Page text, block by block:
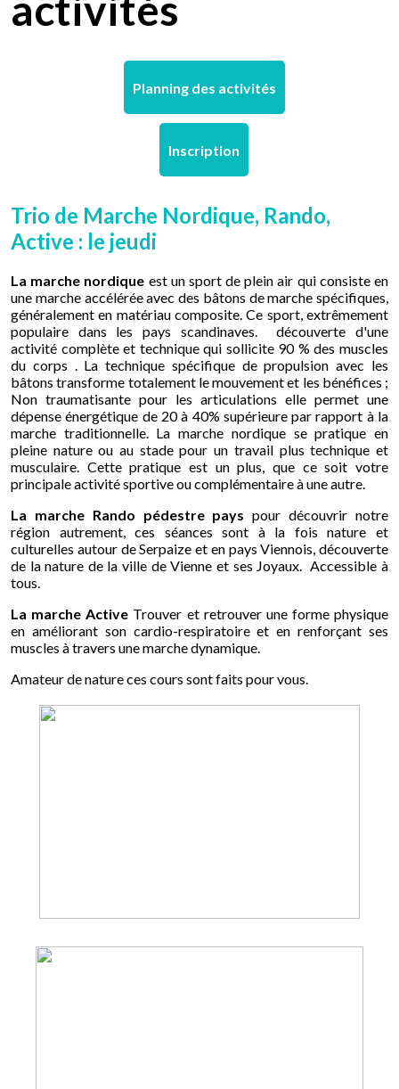
Planning des activités
Inscription
Trio de Marche Nordique, Rando,
Active : le jeudi
La marche nordique est un sport de plein air qui consiste en
une marche accélérée avec des bâtons de marche spécifiques,
généralement en matériau composite. Ce sport, extrêmement
populaire dans les pays scandinaves. découverte d'une
activité complète et technique qui sollicite 90 % des muscles
du corps . La technique spécifique de propulsion avec les
bâtons transforme totalement le mouvement et les bénéfices ;
Non traumatisante pour les articulations elle permet une
dépense énergétique de 20 à 40% supérieure par rapport à la
marche traditionnelle. La marche nordique se pratique en
pleine nature ou au stade pour un travail plus technique et
musculaire. Cette pratique est un plus, que ce soit votre
principale activité sportive ou complémentaire à une autre.
La marche Rando pédestre pays pour découvrir notre
région autrement, ces séances sont à la fois nature et
culturelles autour de Serpaize et en pays Viennois, découverte
de la nature de la ville de Vienne et ses Joyaux. Accessible à
tous.
La marche Active Trouver et retrouver une forme physique
en améliorant son cardio-respiratoire et en renforçant ses
muscles à travers une marche dynamique.
Amateur de nature ces cours sont faits pour vous.